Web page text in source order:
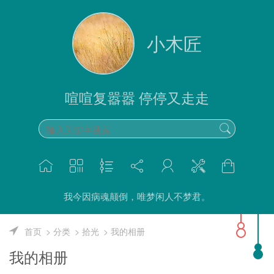
小木匠
喧喧复嚣嚣 停停又走走
我今因病魂颠倒，唯梦闲人不梦君。
首页 分类 拾光 我的相册
我的相册